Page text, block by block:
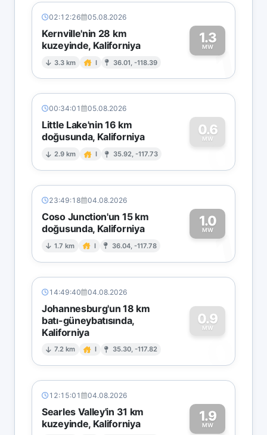
02:12:26 05.08.2026
Kernville'nin 28 km
kuzeyinde, Kaliforniya
3.3 km I 36.01, -118.39
1.3
MW1
00:34:01 05.08.2026
Little Lake'nin 16 km
doğusunda, Kaliforniya
2.9 km I 35.92, -117.73
0.6
MW
0
23:49:18 04.08.2026
Coso Junction'un 15 km
doğusunda, Kaliforniya
1.7 km I 36.04, -117.78
1.0
MW1
14:49:40 04.08.2026
Johannesburg'un 18 km
batı-güneybatısında,
Kaliforniya
7.2 km I 35.30, -117.82
0.9
MW
0
12:15:01 04.08.2026
Searles Valley'in 31 km
kuzeyinde, Kaliforniya
1.9
MW